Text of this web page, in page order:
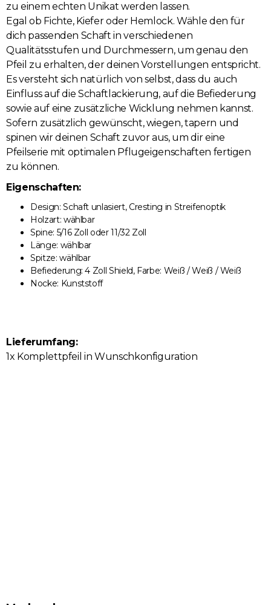
zu einem echten Unikat werden lassen.
Egal ob Fichte, Kiefer oder Hemlock. Wähle den für
dich passenden Schaft in verschiedenen
Qualitätsstufen und Durchmessern, um genau den
Pfeil zu erhalten, der deinen Vorstellungen entspricht.
Es versteht sich natürlich von selbst, dass du auch
Einfluss auf die Schaftlackierung, auf die Befiederung
sowie auf eine zusätzliche Wicklung nehmen kannst.
Sofern zusätzlich gewünscht, wiegen, tapern und
spinen wir deinen Schaft zuvor aus, um dir eine
Pfeilserie mit optimalen Pflugeigenschaften fertigen
zu können.
Eigenschaften:
Design: Schaft unlasiert, Cresting in Streifenoptik
Holzart: wählbar
Spine: 5/16 Zoll oder 11/32 Zoll
Länge: wählbar
Spitze: wählbar
Befiederung: 4 Zoll Shield, Farbe: Weiß / Weiß / Weiß
Nocke: Kunststoff
Lieferumfang:
1x Komplettpfeil in Wunschkonfiguration